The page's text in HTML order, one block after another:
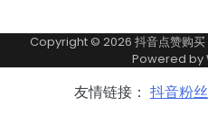
Copyright © 2026 抖音点赞购买
Powered by
友情链接： 抖音粉